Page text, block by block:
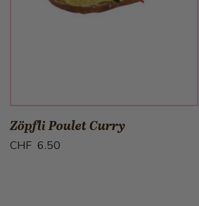
Zöpfli Poulet Curry
CHF 6.50